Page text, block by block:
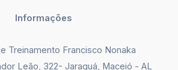
Informações
Treinamento Francisco Nonaka
Leão, 322- Jaraguá, Maceió - AL